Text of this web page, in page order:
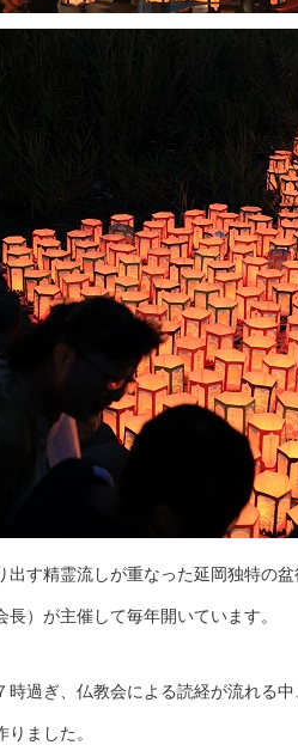
出す精霊流しが重なった延岡独特の
）が主催して毎年開いています。
時過ぎ、仏教会による読経が流れる
ました。